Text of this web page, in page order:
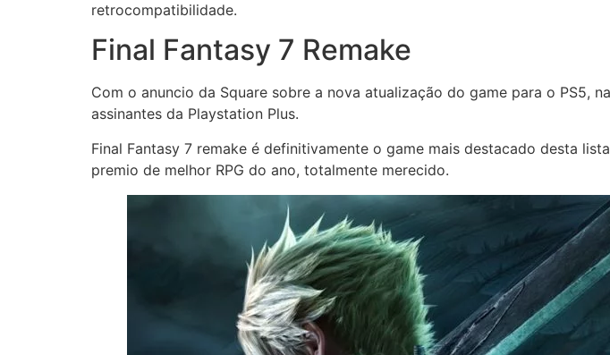
retrocompatibilidade.
Final Fantasy 7 Remake
Com o anuncio da Square sobre a nova atualização do game para o PS5,
assinantes da Playstation Plus.
Final Fantasy 7 remake é definitivamente o game mais destacado desta
premio de melhor RPG do ano, totalmente merecido.